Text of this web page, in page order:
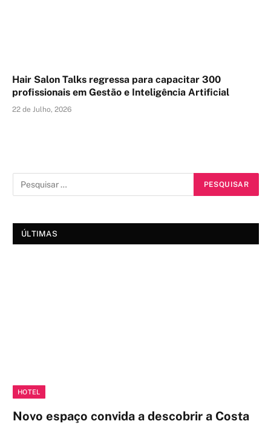
Hair Salon Talks regressa para capacitar 300
profissionais em Gestão e Inteligência Artificial
22 de Julho, 2026
ÚLTIMAS
HOTEL
Novo espaço convida a descobrir a Costa